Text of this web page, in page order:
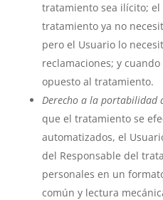
tratamiento sea ilícito; el
tratamiento ya no
pero el Usuario lo
reclamaciones; y
opuesto al tratamiento.
Derecho a la portabilidad
que el tratamiento se
automatizados, el
del Responsable del
personales en un
común y lectura